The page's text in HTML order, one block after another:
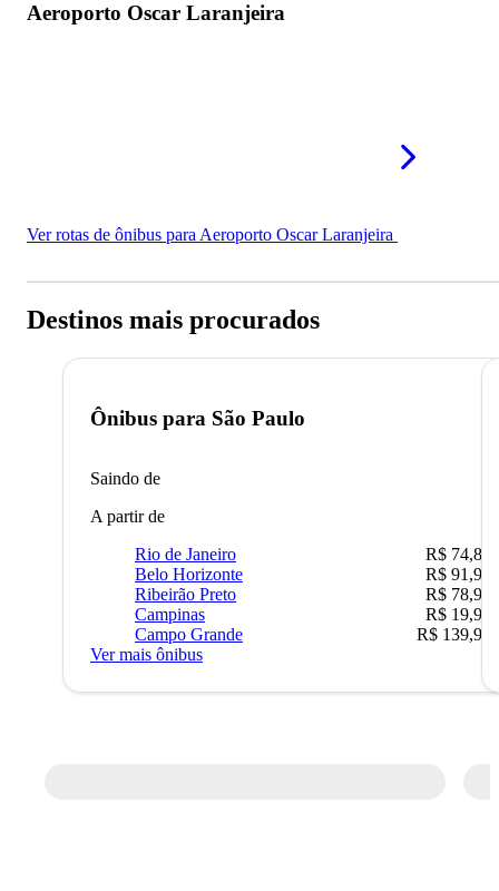
Aeroporto Oscar Laranjeira
Ver rotas de ônibus para Aeroporto Oscar Laranjeira
Destinos mais procurados
Ônibus para São Paulo
Saindo de
A partir de
Rio de Janeiro
R$ 74,80
Belo Horizonte
R$ 91,90
Ribeirão Preto
R$ 78,90
Campinas
R$ 19,90
Campo Grande
R$ 139,90
Ver mais ônibus